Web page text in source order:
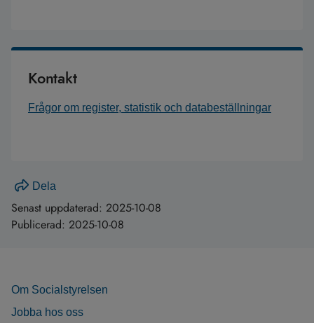
Kontakt
Frågor om register, statistik och databeställningar
Dela
Senast uppdaterad: 2025-10-08
Publicerad: 2025-10-08
Om Socialstyrelsen
Jobba hos oss